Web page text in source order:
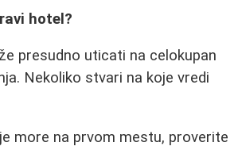
hotel?
presudno uticati na celokupan
Nekoliko stvari na koje vredi
more na prvom mestu, proverite